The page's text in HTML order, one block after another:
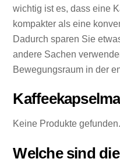
wichtig ist es, dass eine
kompakter als eine
Dadurch sparen Sie
andere Sachen
Bewegungsraum in der
Keine Produkte gefunden.
Welche sind